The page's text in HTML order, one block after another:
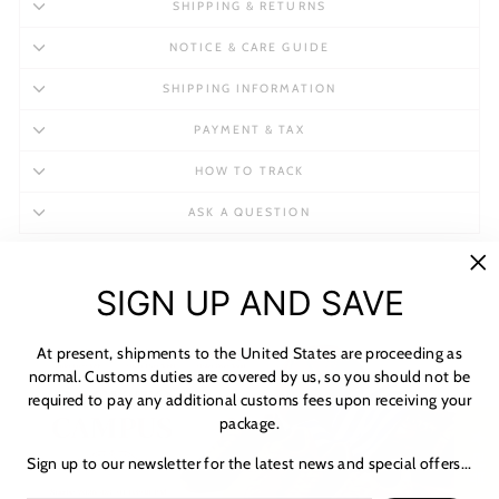
SHIPPING & RETURNS
NOTICE & CARE GUIDE
SHIPPING INFORMATION
PAYMENT & TAX
HOW TO TRACK
ASK A QUESTION
SIGN UP AND SAVE
At present, shipments to the United States are proceeding as
normal. Customs duties are covered by us, so you should not be
required to pay any additional customs fees upon receiving your
package.
Sign up to our newsletter for the latest news and special offers...★ 리뷰